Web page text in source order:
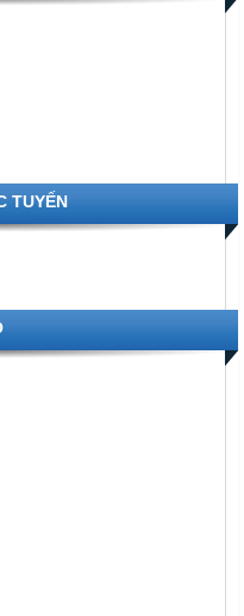
TUYẾN